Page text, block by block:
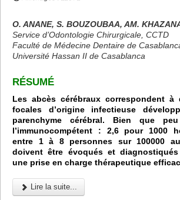
O. ANANE, S. BOUZOUBAA, AM.
Service d’Odontologie Chirurgicale, CCTD
Faculté de Médecine Dentaire de
Université Hassan II de Casablanca
RÉSUMÉ
Les abcès cérébraux correspondent à
focales d’origine infectieuse
parenchyme cérébral. Bien que
l’immunocompétent : 2,6 pour 1000
entre 1 à 8 personnes sur 100000
doivent être évoqués et
une prise en charge thérapeutique
Lire la suite...